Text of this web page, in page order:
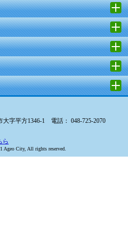
字平方1346-1 電話： 048-725-2070
ら
Ageo City, All rights reserved.